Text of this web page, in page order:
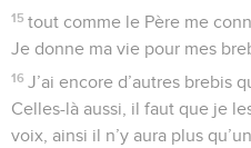
15 tout comme le Père me
Je donne ma vie pour mes
16 J’ai encore d’autres brebis
Celles-là aussi, il faut que je
voix, ainsi il n’y aura plus